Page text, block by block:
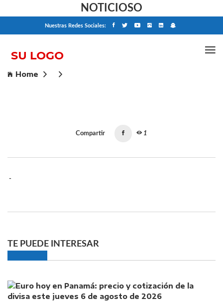
NOTICIOSO
Nuestras Redes Sociales:
Home
Compartir 1
-
TE PUEDE INTERESAR